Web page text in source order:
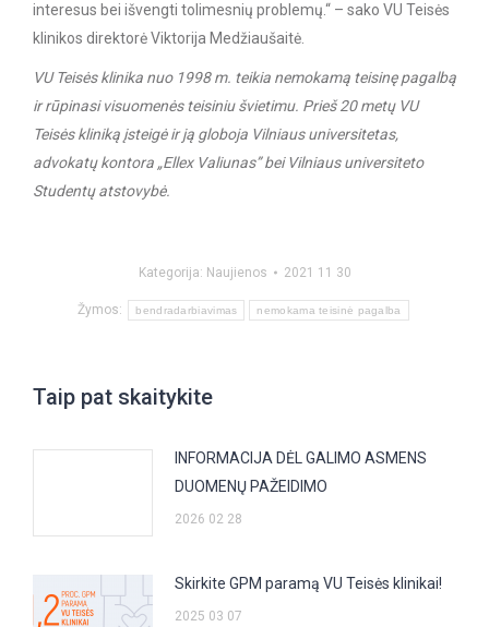
interesus bei išvengti tolimesnių problemų.“ – sako VU Teisės
klinikos direktorė Viktorija Medžiaušaitė.
VU Teisės klinika nuo 1998 m. teikia nemokamą teisinę pagalbą
ir rūpinasi visuomenės teisiniu švietimu. Prieš 20 metų VU
Teisės kliniką įsteigė ir ją globoja Vilniaus universitetas,
advokatų kontora „Ellex Valiunas” bei Vilniaus universiteto
Studentų atstovybė.
Kategorija: Naujienos 2021 11 30
Žymos: bendradarbiavimas nemokama teisinė pagalba
Taip pat skaitykite
INFORMACIJA DĖL GALIMO ASMENS
DUOMENŲ PAŽEIDIMO
2026 02 28
Skirkite GPM paramą VU Teisės klinikai!
2025 03 07